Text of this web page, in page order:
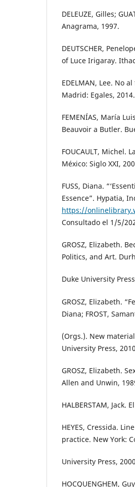
DELEUZE, Gilles;
Anagrama, 1997.
DEUTSCHER,
of Luce Irigaray.
EDELMAN, Lee. No
Madrid: Egales, 2014.
FEMENÍAS, María
Beauvoir a Butler.
FOUCAULT, Michel.
México: Siglo XXI,
FUSS, Diana.
Essence”. Hypatia,
https://
Consultado el 1/5/
GROSZ, Elizabeth.
Politics, and Art.
Duke University
GROSZ, Elizabeth.
Diana; FROST,
(Orgs.). New
University Press,
GROSZ, Elizabeth.
Allen and Unwin,
HALBERSTAM,
HEYES, Cressida.
practice. New York:
University Press,
HOCQUENGHEM,